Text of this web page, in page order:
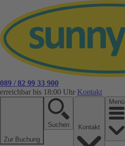
089 / 82 99 33 900
erreichbar bis 18:00 Uhr Kontakt
Zur Buchung
Suchen
Menü